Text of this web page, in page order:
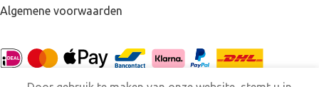
Algemene voorwaarden